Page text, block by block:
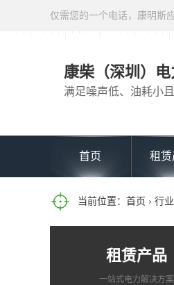
仅需您的一个电话，康明斯
康柴（深圳）
满足噪声低、油耗小
首页 租赁
当前位置： 首页 › 行
租赁产品
一站式电力解决方案